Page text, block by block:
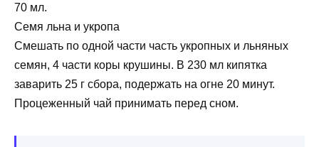
70 мл.
Семя льна и укропа
Смешать по одной части часть укропных и льняных
семян, 4 части коры крушины. В 230 мл кипятка
заварить 25 г сбора, подержать на огне 20 минут.
Процеженный чай принимать перед сном.